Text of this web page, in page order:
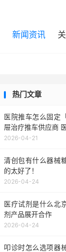
新闻资讯
热门文章
医院推车怎么固定
屉治疗推车供应商
2026-04-21
清创包有什么器械
的太好了！
2026-04-24
医疗试剂是什么北
剂产品展开合作
2026-04-24
叩诊时怎么选项器